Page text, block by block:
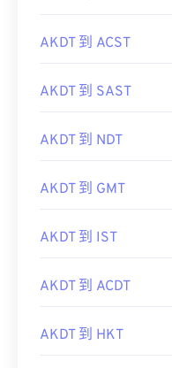
AKDT 到 ACST
AKDT 到 SAST
AKDT 到 NDT
AKDT 到 GMT
AKDT 到 IST
AKDT 到 ACDT
AKDT 到 HKT